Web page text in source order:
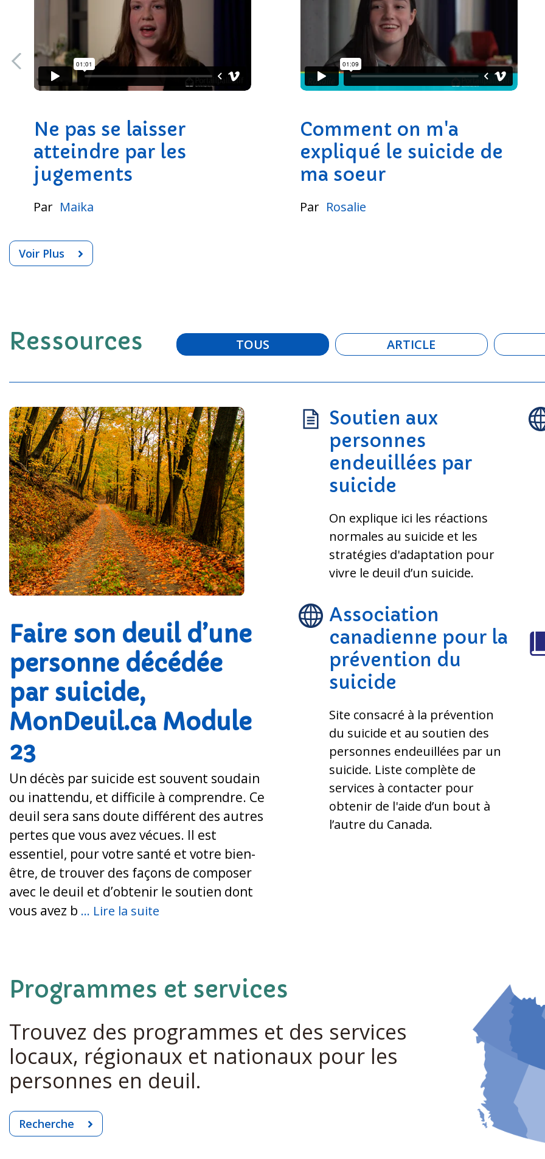
Ne pas se laisser
atteindre par les
jugements
Par Maika
Comment on m'a
expliqué le suicide de
ma soeur
Par Rosalie
Voir Plus
Ressources TOUS ARTICLE
Faire son deuil d’une
personne décédée
par suicide,
MonDeuil.ca Module
23
Un décès par suicide est souvent soudain
ou inattendu, et difficile à comprendre. Ce
deuil sera sans doute différent des autres
pertes que vous avez vécues. Il est
essentiel, pour votre santé et votre bien-
être, de trouver des façons de composer
avec le deuil et d’obtenir le soutien dont
vous avez b ... Lire la suite
Soutien aux
personnes
endeuillées par
suicide
On explique ici les réactions
normales au suicide et les
stratégies d'adaptation pour
vivre le deuil d’un suicide.
Association
canadienne pour la
prévention du
suicide
Site consacré à la prévention
du suicide et au soutien des
personnes endeuillées par un
suicide. Liste complète de
services à contacter pour
obtenir de l'aide d’un bout à
l’autre du Canada.
Programmes et services
Trouvez des programmes et des services
locaux, régionaux et nationaux pour les
personnes en deuil.
Recherche